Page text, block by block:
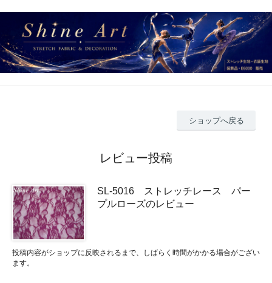
ショップへ戻る
レビュー投稿
SL-5016 ストレッチレース パー
プルローズのレビュー
投稿内容がショップに反映されるまで、しばらく時間がかかる場合がござい
ます。